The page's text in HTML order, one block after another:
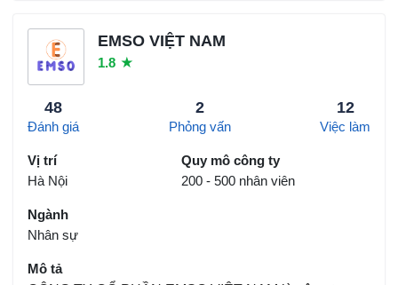
và đánh giá năng lực nhân viên TestCenter.vn, Nền...
EMSO VIỆT NAM
1.8 ★
48
Đánh giá
2
Phỏng vấn
12
Việc làm
Vị trí
Hà Nội
Quy mô công ty
200 - 500 nhân viên
Ngành
Nhân sự
Mô tả